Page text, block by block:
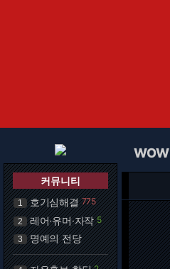
커뮤니티
1 호기심해결 775
2 레어·유머·자작 5
3 명예의 전당
WOW